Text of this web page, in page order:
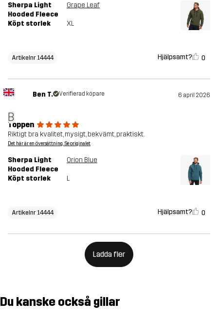
Sherpa Light
Hooded Fleece
Grape Leaf
Köpt storlek XL
Artikelnr 14444 Hjälpsamt? 0
B
Ben T. Verifierad köpare 6 april 2026
Toppen
Riktigt bra kvalitet, mysigt, bekvämt, praktiskt.
Det här är en översättning. Se originalet
Sherpa Light
Hooded Fleece
Orion Blue
Köpt storlek L
Artikelnr 14444 Hjälpsamt? 0
Ladda fler
Du kanske också gillar